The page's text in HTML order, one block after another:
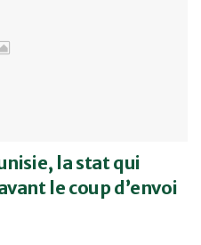
la stat qui
le coup d’envoi